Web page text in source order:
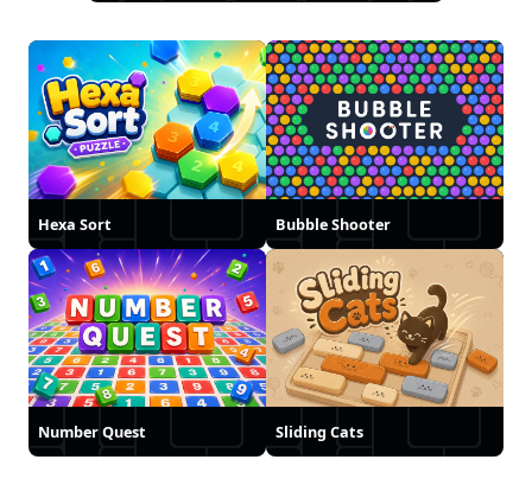
Hexa Sort Bubble Shooter
Number Quest Sliding Cats